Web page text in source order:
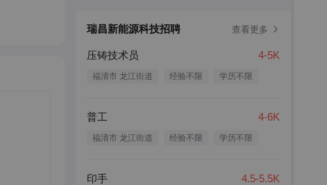
瑞昌新能源科技招聘 查看更多
压铸技术员 4-5K
福清市 龙江街道 经验不限 学历不限
普工 4-6K
福清市 龙江街道 经验不限 学历不限
印手 4.5-5.5K